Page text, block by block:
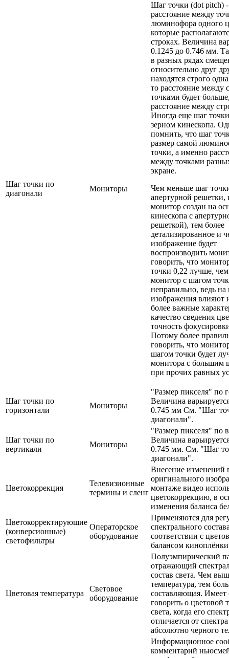
Шаг точки по
диагонали
Мониторы
Шаг точки (dot pitch) -
расстояние между
люминофора одного
которые
строках. Величина
0.1245 до 0.746 мм.
в разных рядах
относительно друг
находятся строго
то расстояние между
точками будет
расстояние между
Иногда еще шаг
зерном кинескопа.
помнить, что шаг
размер самой
точки, а именно
между точками
экране.
Чем меньше шаг
апертурной решетки,
монитор создан на
кинескопа с
решеткой), тем более
детализированное и
изображение будет
воспроизводить
говорить, что
точки 0,22 лучше,
монитор с шагом
неправильно, ведь на
изображения влияют
более важные
качество сведения
точность
Потому более
говорить, что
шагом точки будет
монитора с большим
при прочих равных
Шаг точки по
горизонтали
Мониторы
"Размер пикселя" по
Величина
0.745 мм См. "Шаг
диагонали".
Шаг точки по
вертикали
Мониторы
"Размер пикселя" по
Величина
0.745 мм. См. "Шаг
диагонали".
Цветокоррекция
Телевизионные
термины и сленг
Внесение изменений
оригинального
монтаже видео
цветокоррекцию, в
изменения баланса
Цветокорректирующие
(конверсионные)
светофильтры
Операторское
оборудование
Применяются для
спектрального
соответствии с
балансом
Цветовая температура
Световое
оборудование
Полуэмпирический
отражающий
состав света. Чем
температура, тем
составляющая. Имеет
говорить о цветовой
света, когда его
отличается от
абсолютно черного
Информационное
комментарий